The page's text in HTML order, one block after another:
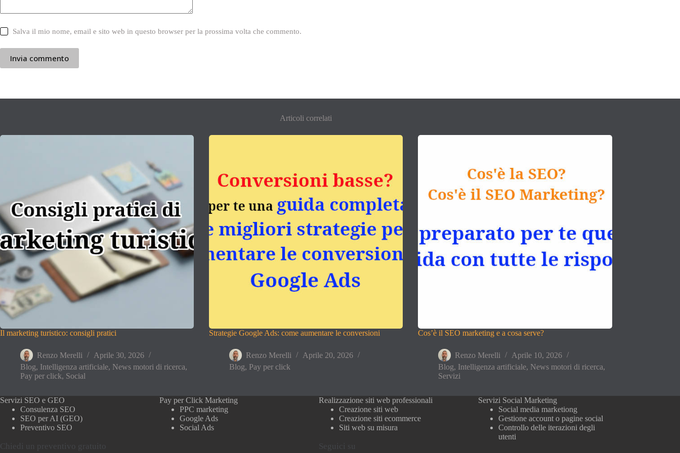
Salva il mio nome, email e sito web in questo browser per la prossima volta che commento.
Invia commento
Articoli correlati
Il marketing turistico: consigli pratici
Renzo Merelli
Aprile 30, 2026
Blog, Intelligenza artificiale, News motori di ricerca,
Pay per click, Social
Strategie Google Ads: come aumentare le conversioni
Renzo Merelli
Aprile 20, 2026
Blog, Pay per click
Cos’è il SEO marketing e a cosa serve?
Renzo Merelli
Aprile 10, 2026
Blog, Intelligenza artificiale, News motori di ricerca,
Servizi
Servizi SEO e GEO
Consulenza SEO
SEO per AI (GEO)
Preventivo SEO
Pay per Click Marketing
PPC marketing
Google Ads
Social Ads
Realizzazione siti web professionali
Creazione siti web
Creazione siti ecommerce
Siti web su misura
Servizi Social Marketing
Social media marketiong
Gestione account o pagine social
Controllo delle iterazioni degli
utenti
Chiedi un preventivo gratuito Seguici su